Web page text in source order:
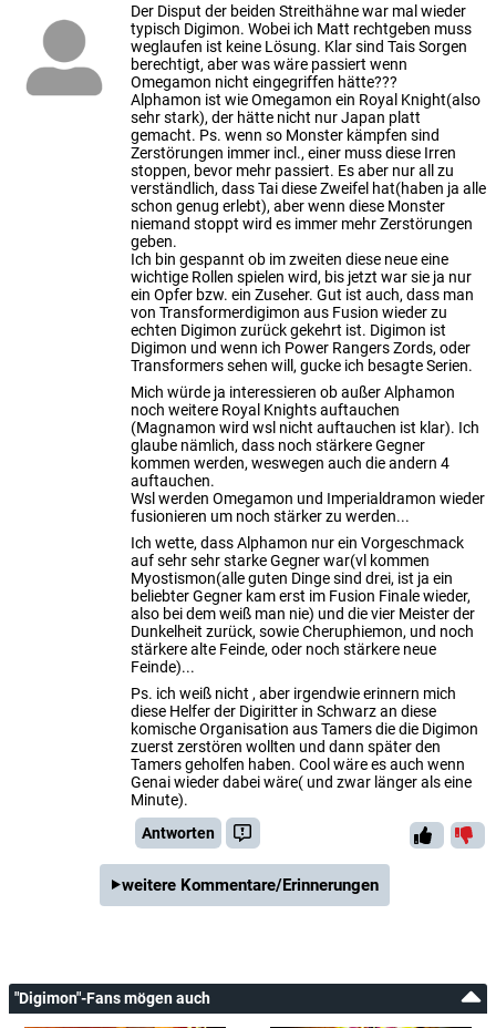
Der Disput der beiden Streithähne war mal wieder
typisch Digimon. Wobei ich Matt rechtgeben muss
weglaufen ist keine Lösung. Klar sind Tais Sorgen
berechtigt, aber was wäre passiert wenn
Omegamon nicht eingegriffen hätte???
Alphamon ist wie Omegamon ein Royal Knight(also
sehr stark), der hätte nicht nur Japan platt
gemacht. Ps. wenn so Monster kämpfen sind
Zerstörungen immer incl., einer muss diese Irren
stoppen, bevor mehr passiert. Es aber nur all zu
verständlich, dass Tai diese Zweifel hat(haben ja alle
schon genug erlebt), aber wenn diese Monster
niemand stoppt wird es immer mehr Zerstörungen
geben.
Ich bin gespannt ob im zweiten diese neue eine
wichtige Rollen spielen wird, bis jetzt war sie ja nur
ein Opfer bzw. ein Zuseher. Gut ist auch, dass man
von Transformerdigimon aus Fusion wieder zu
echten Digimon zurück gekehrt ist. Digimon ist
Digimon und wenn ich Power Rangers Zords, oder
Transformers sehen will, gucke ich besagte Serien.
Mich würde ja interessieren ob außer Alphamon
noch weitere Royal Knights auftauchen
(Magnamon wird wsl nicht auftauchen ist klar). Ich
glaube nämlich, dass noch stärkere Gegner
kommen werden, weswegen auch die andern 4
auftauchen.
Wsl werden Omegamon und Imperialdramon wieder
fusionieren um noch stärker zu werden...
Ich wette, dass Alphamon nur ein Vorgeschmack
auf sehr sehr starke Gegner war(vl kommen
Myostismon(alle guten Dinge sind drei, ist ja ein
beliebter Gegner kam erst im Fusion Finale wieder,
also bei dem weiß man nie) und die vier Meister der
Dunkelheit zurück, sowie Cheruphiemon, und noch
stärkere alte Feinde, oder noch stärkere neue
Feinde)...
Ps. ich weiß nicht , aber irgendwie erinnern mich
diese Helfer der Digiritter in Schwarz an diese
komische Organisation aus Tamers die die Digimon
zuerst zerstören wollten und dann später den
Tamers geholfen haben. Cool wäre es auch wenn
Genai wieder dabei wäre( und zwar länger als eine
Minute).
Antworten
weitere Kommentare/Erinnerungen
"Digimon"-Fans mögen auch